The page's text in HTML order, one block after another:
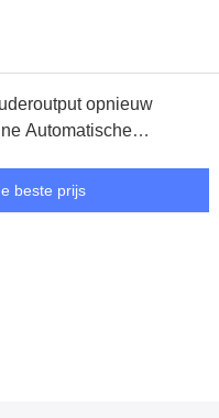
opnieuw
Automatische
beste prijs